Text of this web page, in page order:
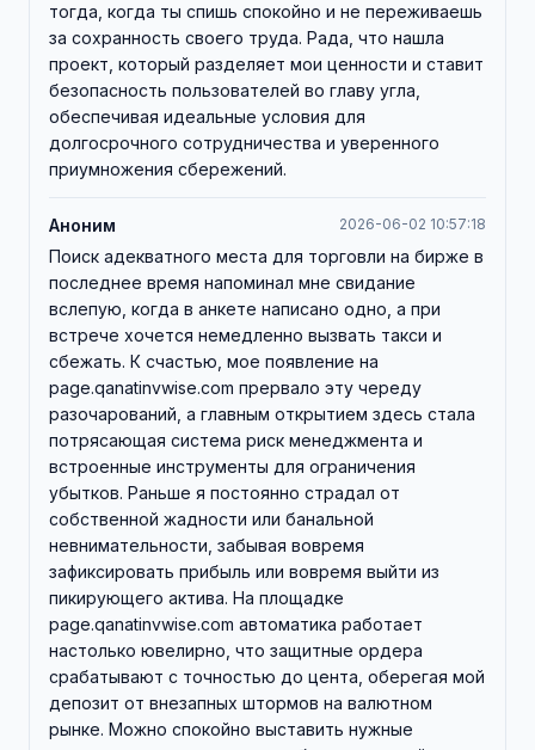
тогда, когда ты спишь спокойно и не переживаешь
за сохранность своего труда. Рада, что нашла
проект, который разделяет мои ценности и ставит
безопасность пользователей во главу угла,
обеспечивая идеальные условия для
долгосрочного сотрудничества и уверенного
приумножения сбережений.
Аноним 2026-06-02 10:57:18
Поиск адекватного места для торговли на бирже в
последнее время напоминал мне свидание
вслепую, когда в анкете написано одно, а при
встрече хочется немедленно вызвать такси и
сбежать. К счастью, мое появление на
page.qanatinvwise.com прервало эту череду
разочарований, а главным открытием здесь стала
потрясающая система риск менеджмента и
встроенные инструменты для ограничения
убытков. Раньше я постоянно страдал от
собственной жадности или банальной
невнимательности, забывая вовремя
зафиксировать прибыль или вовремя выйти из
пикирующего актива. На площадке
page.qanatinvwise.com автоматика работает
настолько ювелирно, что защитные ордера
срабатывают с точностью до цента, оберегая мой
депозит от внезапных штормов на валютном
рынке. Можно спокойно выставить нужные